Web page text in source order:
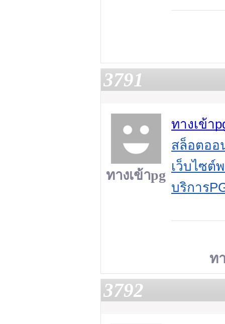
3791
ทางเข้าpg
ทางเข้า
สล็อตออ
เว็บไซต์
บริการ
ท
3792